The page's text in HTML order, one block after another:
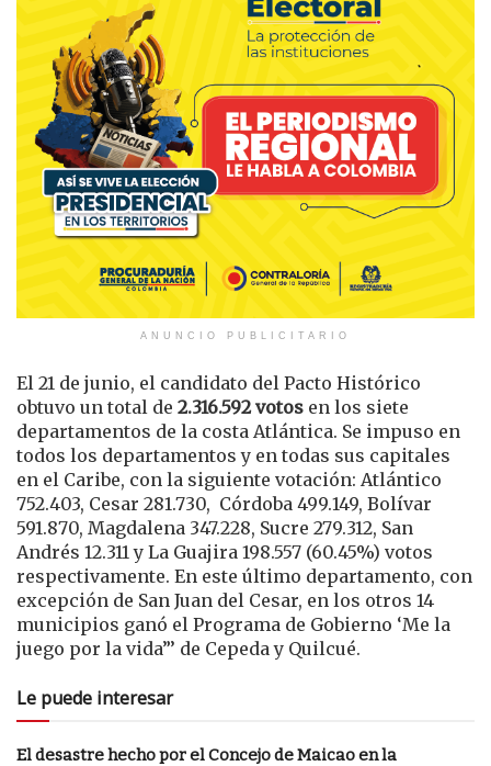
ANUNCIO PUBLICITARIO
El 21 de junio, el candidato del Pacto Histórico
obtuvo un total de 2.316.592 votos en los siete
departamentos de la costa Atlántica. Se impuso en
todos los departamentos y en todas sus capitales
en el Caribe, con la siguiente votación: Atlántico
752.403, Cesar 281.730, Córdoba 499.149, Bolívar
591.870, Magdalena 347.228, Sucre 279.312, San
Andrés 12.311 y La Guajira 198.557 (60.45%) votos
respectivamente. En este último departamento, con
excepción de San Juan del Cesar, en los otros 14
municipios ganó el Programa de Gobierno ‘Me la
juego por la vida”’ de Cepeda y Quilcué.
Le puede interesar
El desastre hecho por el Concejo de Maicao en la